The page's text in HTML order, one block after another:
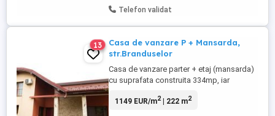
Telefon validat
13
Casa de vanzare P + Mansarda,
str.Branduselor
Casa de vanzare parter + etaj (mansarda)
cu suprafata construita 334mp, iar
Parter-- Bucatarie, living, dormitor, baie,
1149 EUR/m2| 222 m2